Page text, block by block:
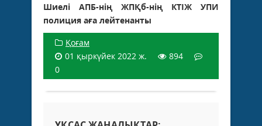
Шиелі АПБ-нің ЖПҚб-нің КТІЖ УПИ
полиция аға лейтенанты
Қоғам
01 қыркүйек 2022 ж.
894
0